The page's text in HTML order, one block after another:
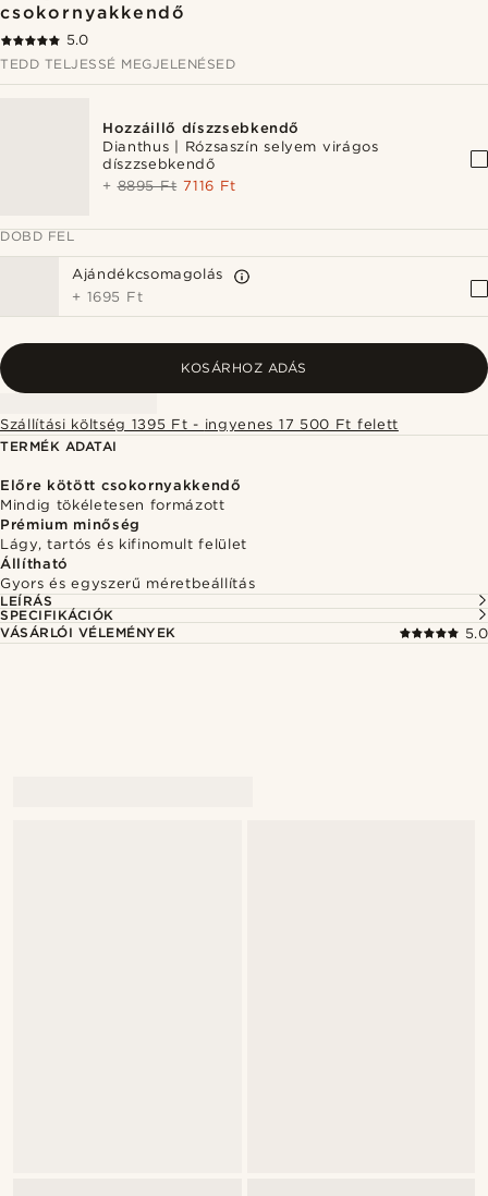
csokornyakkendő
5.0
TEDD TELJESSÉ MEGJELENÉSED
Hozzáillő díszzsebkendő
Dianthus | Rózsaszín selyem virágos
díszzsebkendő
+8895 Ft 7116 Ft
DOBD FEL
Ajándékcsomagolás
+ 1695 Ft
KOSÁRHOZ ADÁS
Szállítási költség 1395 Ft - ingyenes 17 500 Ft felett
TERMÉK ADATAI
Előre kötött csokornyakkendő
Mindig tökéletesen formázott
Prémium minőség
Lágy, tartós és kifinomult felület
Állítható
Gyors és egyszerű méretbeállítás
LEÍRÁS
SPECIFIKÁCIÓK
VÁSÁRLÓI VÉLEMÉNYEK
5.0